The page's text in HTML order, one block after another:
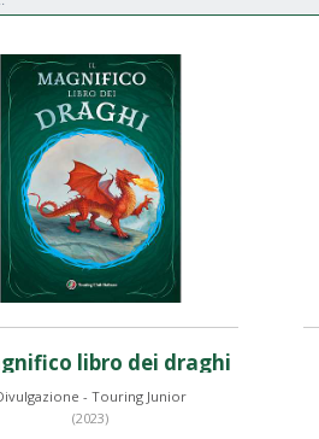
libro dei draghi
- Touring Junior
(2023)